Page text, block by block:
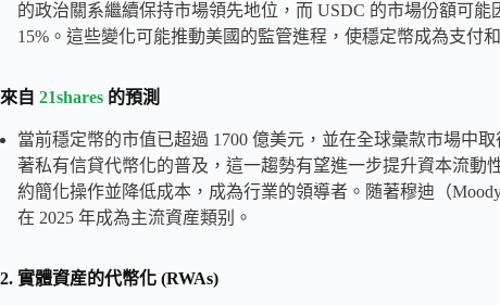
的政治關系繼續保持市場領先地位，而 USDC 的市場份額可能
15%。這些變化可能推動美國的監管進程，使穩定幣成為支付
來自 21shares 的預測
當前穩定幣的市值已超過 1700 億美元，並在全球彙款市場中
著私有信貸代幣化的普及，這一趨勢有望進一步提升資本流動
約簡化操作並降低成本，成為行業的領導者。随著穆迪（
在 2025 年成為主流資産類别。
2. 實體資産的代幣化 (RWAs)